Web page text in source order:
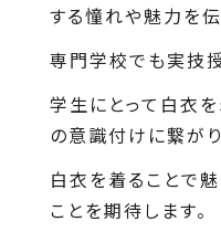
する憧れや魅力を伝
専門学校でも実技
学生にとって白衣
の意識付けに繋がり
白衣を着ることで
ことを期待します。